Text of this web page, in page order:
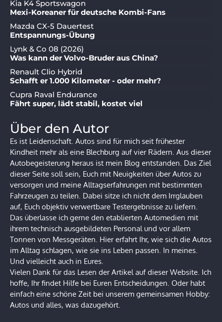
Kia K4 Sportswagon
Mexi-Koreaner für deutsche Kombi-Fans
Mazda CX-5 Dauertest
Entspannungs-Übung
Lynk & Co 08 (2026)
Was kann der Volvo-Bruder aus China?
Renault Clio Hybrid
Schafft er 1.000 Kilometer - oder mehr?
Cupra Raval Endurance
Fährt super, lädt stabil, kostet viel
Über den Autor
Es ist Leidenschaft. Autos sind für mich seit frühester
Kindheit mehr als eine Blechburg auf vier Rädern. Aus dieser
Autobegeisterung heraus ist mein Blog entstanden. Das Ziel
dieser Seite soll sein, Euch mit Neuigkeiten über Autos zu
versorgen und meine Alltagserfahrungen mit bestimmten
Fahrzeugen zu teilen. Dabei sitze ich nicht dem Irrglauben
auf, Euch objektiv verwertbare Testergebnisse zu liefern.
Das überlasse ich gerne den etablierten Automedien mit
ihrem technisch ausgebildeten Personal und vor allem
Tonnen von Messgeräten. Hier erfahrt Ihr, wie sich die Autos
im Alltag schlagen, wie sie ins Leben passen. In meines.
Und vielleicht auch in Eures.
Vielen Dank für das Lesen der Artikel auf dieser Website. Ich
hoffe, Ihr findet Hilfe bei Euren Entscheidungen. Oder habt
einfach eine schöne Zeit bei unserem gemeinsamen Hobby:
Autos und alles, was dazugehört.